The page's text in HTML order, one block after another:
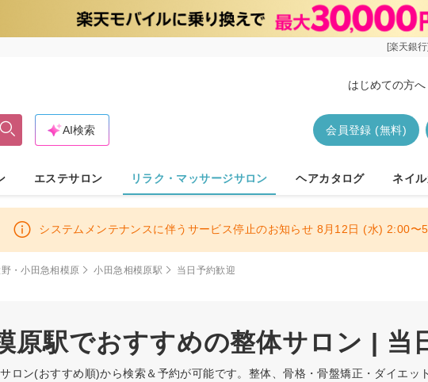
[楽天銀
はじめての方へ
会員登録 (無料)
AI検索
エステサロン リラク・マッサージサロン ヘアカタログ ネイ
システムメンテナンスに伴うサービス停止のお知らせ 8月12日 (水) 2:00〜
・小田急相模原 小田急相模原駅 当日予約歓迎
原駅でおすすめの整体サロン | 当
サロン(おすすめ順)から検索＆予約が可能です。整体、骨格・骨盤矯正・ダイエッ